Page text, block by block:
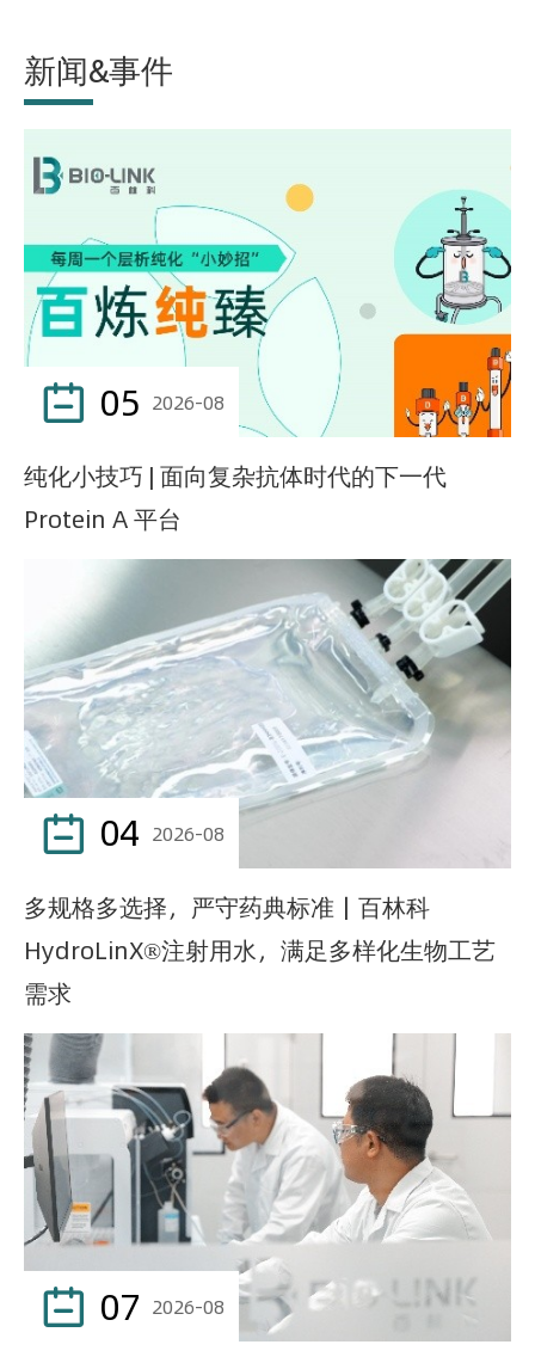
新闻&事件
 05 2026-08
纯化小技巧 | 面向复杂抗体时代的下一代
Protein A 平台
 04 2026-08
多规格多选择，严守药典标准｜百林科
HydroLinX®注射用水，满足多样化生物工艺
需求
 07 2026-08